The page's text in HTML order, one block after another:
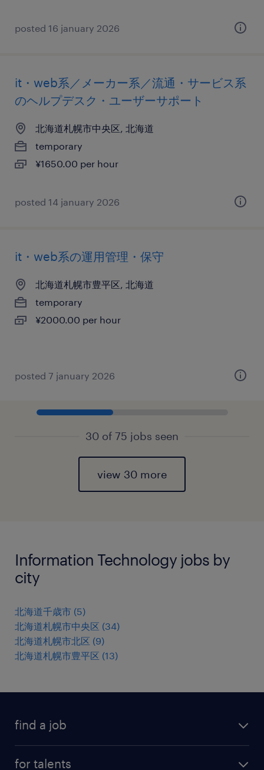
posted 16 january 2026
it・web系／メーカー系／流通・サービス系
のヘルプデスク・ユーザーサポート
北海道札幌市中央区, 北海道
temporary
¥1650.00 per hour
posted 14 january 2026
it・web系の運用管理・保守
北海道札幌市豊平区, 北海道
temporary
¥2000.00 per hour
posted 7 january 2026
30 of 75 jobs seen
view 30 more
Information Technology jobs by
city
北海道千歳市 (5)
北海道札幌市中央区 (34)
北海道札幌市北区 (9)
北海道札幌市豊平区 (13)
find a job
for talents